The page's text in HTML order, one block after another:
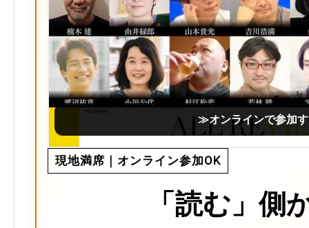
≫オンラインで参加
現地満席｜オンライン参加OK
「読む」側